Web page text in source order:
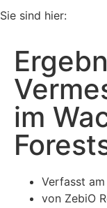
Sie sind hier:
im
Verfasst am
von ZebiO